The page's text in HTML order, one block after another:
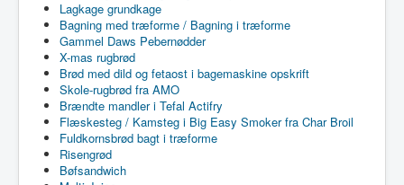
Lagkage grundkage
Bagning med træforme / Bagning i træforme
Gammel Daws Pebernødder
X-mas rugbrød
Brød med dild og fetaost i bagemaskine opskrift
Skole-rugbrød fra AMO
Brændte mandler i Tefal Actifry
Flæskesteg / Kamsteg i Big Easy Smoker fra Char Broil
Fuldkornsbrød bagt i træforme
Risengrød
Bøfsandwich